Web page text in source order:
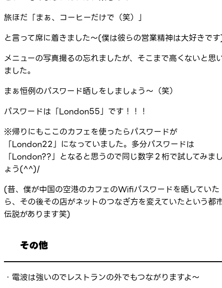
旅ほだ「まぁ、コーヒーだけで（笑）」
と言って席に着きました～(僕は彼らの営業精神は大好きで
メニューの写真撮るの忘れましたが、そこまで高くないと思
ました。
まぁ恒例のパスワード晒しをしましょう～（笑）
パスワードは「London55」です！！！
※帰りにもここのカフェを使ったらパスワードが
「London22」になっていました。多分パスワードは
「London??」となると思うので同じ数字２桁で試してみま
ょう(^^)/
(昔、僕が中国の空港のカフェのWifiパスワードを晒していた
ら、その後その店がネットのつなぎ方を変えていたという都
伝説があります笑)
その他
・電波は強いのでレストランの外でもつながりますよ～